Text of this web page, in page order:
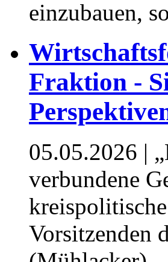
einzubauen,
Fraktion -
05.05.2026 |
verbundene
Vorsitzenden